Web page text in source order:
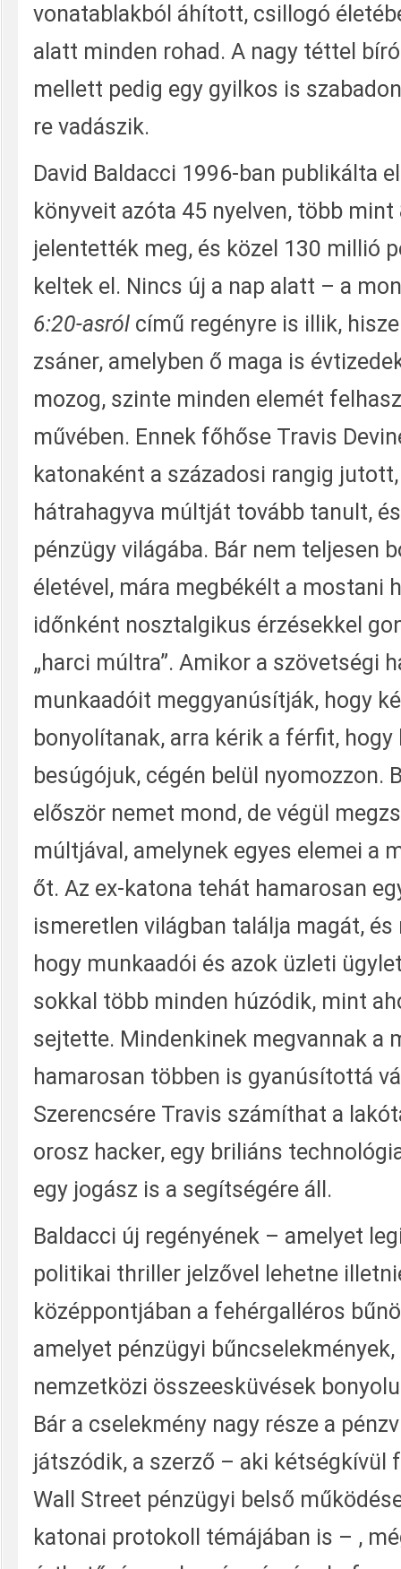
vonatablakból áhított, csillogó
alatt minden rohad. A nagy téttel
mellett pedig egy gyilkos is
re vadászik.
David Baldacci 1996-ban publikálta
könyveit azóta 45 nyelven, több
jelentették meg, és közel 130 millió
keltek el. Nincs új a nap alatt – a
6:20-asról című regényre is illik,
zsáner, amelyben ő maga is
mozog, szinte minden elemét
művében. Ennek főhőse Travis
katonaként a századosi rangig
hátrahagyva múltját tovább tanult,
pénzügy világába. Bár nem teljesen
életével, mára megbékélt a mostani
időnként nosztalgikus érzésekkel
„harci múltra”. Amikor a szövetségi
munkaadóit meggyanúsítják, hogy
bonyolítanak, arra kérik a férfit, hogy
besúgójuk, cégén belül nyomozzon.
először nemet mond, de végül
múltjával, amelynek egyes elemei a
őt. Az ex-katona tehát hamarosan
ismeretlen világban találja magát, és
hogy munkaadói és azok üzleti
sokkal több minden húzódik, mint
sejtette. Mindenkinek megvannak a
hamarosan többen is gyanúsítottá
Szerencsére Travis számíthat a
orosz hacker, egy briliáns
egy jogász is a segítségére áll.
Baldacci új regényének – amelyet
politikai thriller jelzővel lehetne
középpontjában a fehérgalléros
amelyet pénzügyi
nemzetközi összeesküvések
Bár a cselekmény nagy része a
játszódik, a szerző – aki kétségkívül
Wall Street pénzügyi belső
katonai protokoll témájában is – ,